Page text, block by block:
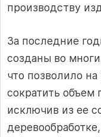
производству
За последние
созданы во
что позволило
сократить объем
исключив из ее